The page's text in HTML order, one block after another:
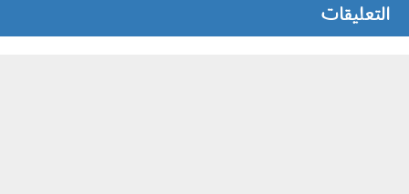
التعليقات